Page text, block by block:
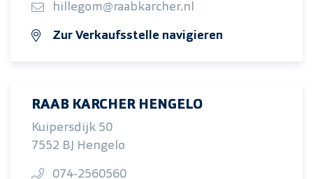
hillegom@raabkarcher.nl
Zur Verkaufsstelle navigieren
RAAB KARCHER HENGELO
Kuipersdijk 50
7552 BJ Hengelo
074-2560560